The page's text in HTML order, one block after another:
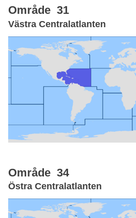
Område 31
Västra Centralatlanten
Område 34
Östra Centralatlanten